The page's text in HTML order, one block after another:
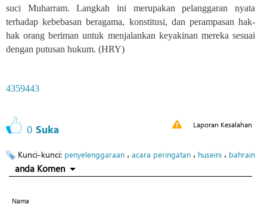
suci Muharram. Langkah ini merupakan pelanggaran nyata
terhadap kebebasan beragama, konstitusi, dan perampasan hak-
hak orang beriman untuk menjalankan keyakinan mereka sesuai
dengan putusan hukum. (HRY)
4359443
0 Suka Laporan Kesalahan
Kunci-kunci: penyelenggaraan ، acara peringatan ، huseini ، bahrain
anda Komen
Nama